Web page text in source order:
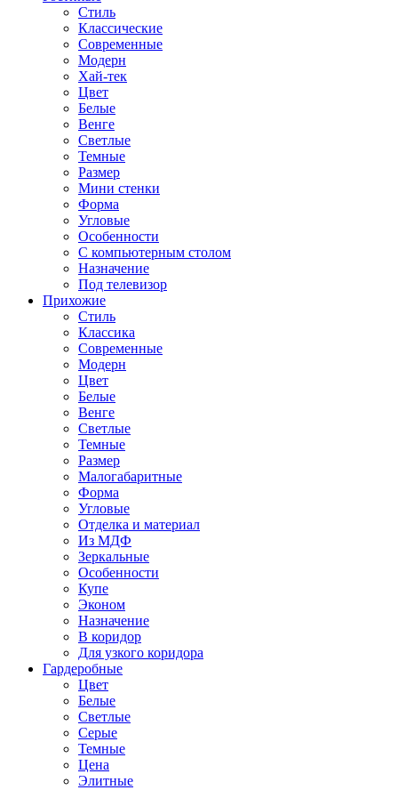
Стиль
Классические
Современные
Модерн
Хай-тек
Цвет
Белые
Венге
Светлые
Темные
Размер
Мини стенки
Форма
Угловые
Особенности
С компьютерным столом
Назначение
Под телевизор
Прихожие
Стиль
Классика
Современные
Модерн
Цвет
Белые
Венге
Светлые
Темные
Размер
Малогабаритные
Форма
Угловые
Отделка и материал
Из МДФ
Зеркальные
Особенности
Купе
Эконом
Назначение
В коридор
Для узкого коридора
Гардеробные
Цвет
Белые
Светлые
Серые
Темные
Цена
Элитные